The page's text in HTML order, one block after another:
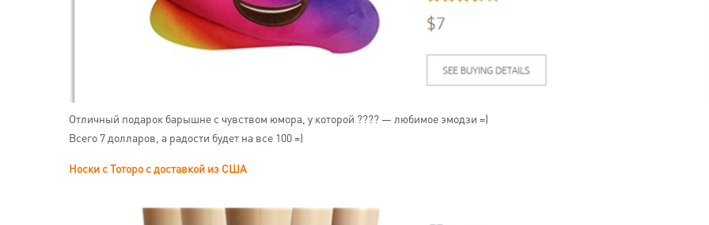
Отличный подарок барышне с чувством юмора, у которой ???? — любимое эмодзи =)
Всего 7 долларов, а радости будет на все 100 =)
Носки с Тоторо с доставкой из США